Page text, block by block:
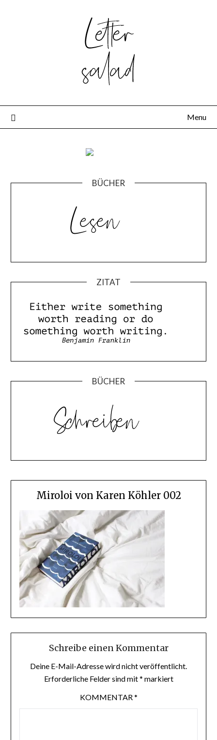
Menu
BÜCHER
ZITAT
BÜCHER
Miroloi von Karen Köhler 002
Schreibe einen Kommentar
Deine E-Mail-Adresse wird nicht veröffentlicht.
Erforderliche Felder sind mit* markiert
KOMMENTAR*